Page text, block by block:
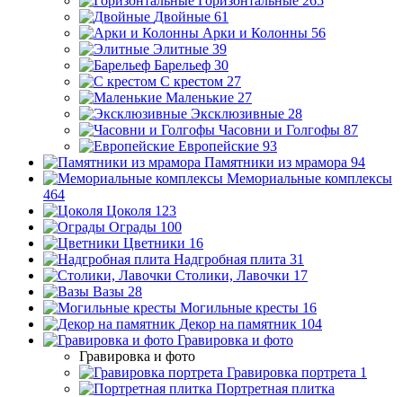
Двойные 61
Арки и Колонны 56
Элитные 39
Барельеф 30
С крестом 27
Маленькие 27
Эксклюзивные 28
Часовни и Голгофы 87
Европейские 93
Памятники из мрамора 94
Мемориальные комплексы
464
Цоколя 123
Ограды 100
Цветники 16
Надгробная плита 31
Столики, Лавочки 17
Вазы 28
Могильные кресты 16
Декор на памятник 104
Гравировка и фото
Гравировка и фото
Гравировка портрета 1
Портретная плитка